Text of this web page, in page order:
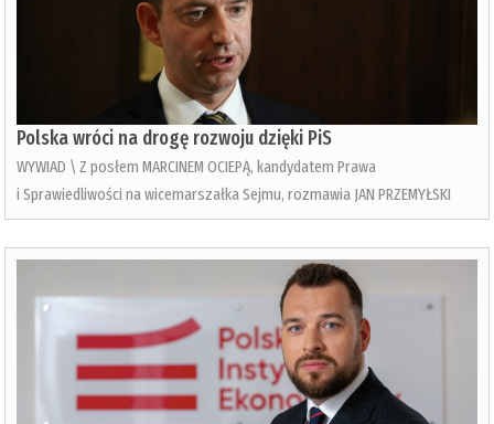
Polska wróci na drogę rozwoju dzięki PiS
WYWIAD \ Z posłem MARCINEM OCIEPĄ, kandydatem Prawa
i Sprawiedliwości na wicemarszałka Sejmu, rozmawia JAN PRZEMYŁSKI